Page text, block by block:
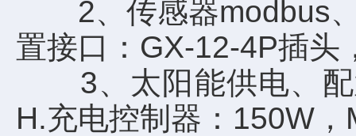
2、传感器modbus、
置接口：GX-12-4P插头
3、太阳能供电、配
H.充电控制器：150W